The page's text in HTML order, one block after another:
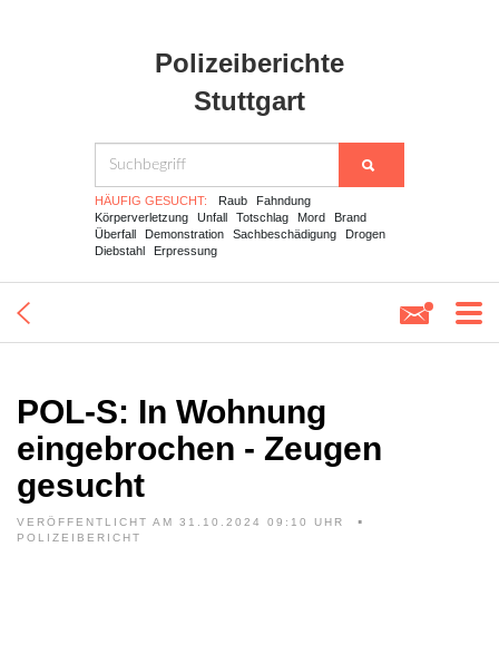
Polizeiberichte
Stuttgart
HÄUFIG GESUCHT: Raub
Fahndung
Körperverletzung
Unfall Totschlag Mord
Brand
Überfall
Demonstration Sachbeschädigung
Drogen
Diebstahl
Erpressung
POL-S: In Wohnung
eingebrochen - Zeugen
gesucht
VERÖFFENTLICHT AM 31.10.2024 09:10 UHR
POLIZEIBERICHT